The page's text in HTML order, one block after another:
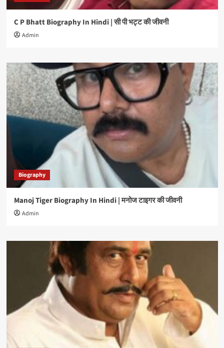
C P Bhatt Biography In Hindi | सी पी भट्ट की जीवनी
Admin
Biography
Manoj Tiger Biography In Hindi | मनोज टाइगर की जीवनी
Admin